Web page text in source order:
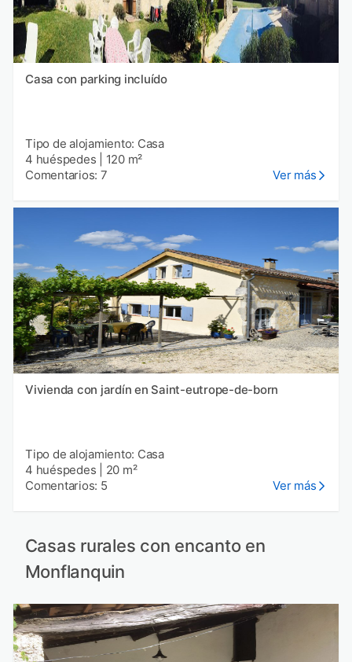
Casa con parking incluído
Tipo de alojamiento: Casa
4 huéspedes
120 m²
Comentarios: 7
Ver más
Vivienda con jardín en Saint-eutrope-de-born
Tipo de alojamiento: Casa
4 huéspedes
20 m²
Comentarios: 5
Ver más
Casas rurales con encanto en
Monflanquin